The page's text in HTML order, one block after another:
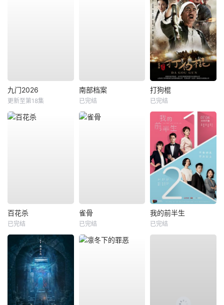
九门2026
更新至第18集
南部档案
已完结
打狗棍
已完结
百花杀
已完结
雀骨
已完结
我的前半生
已完结